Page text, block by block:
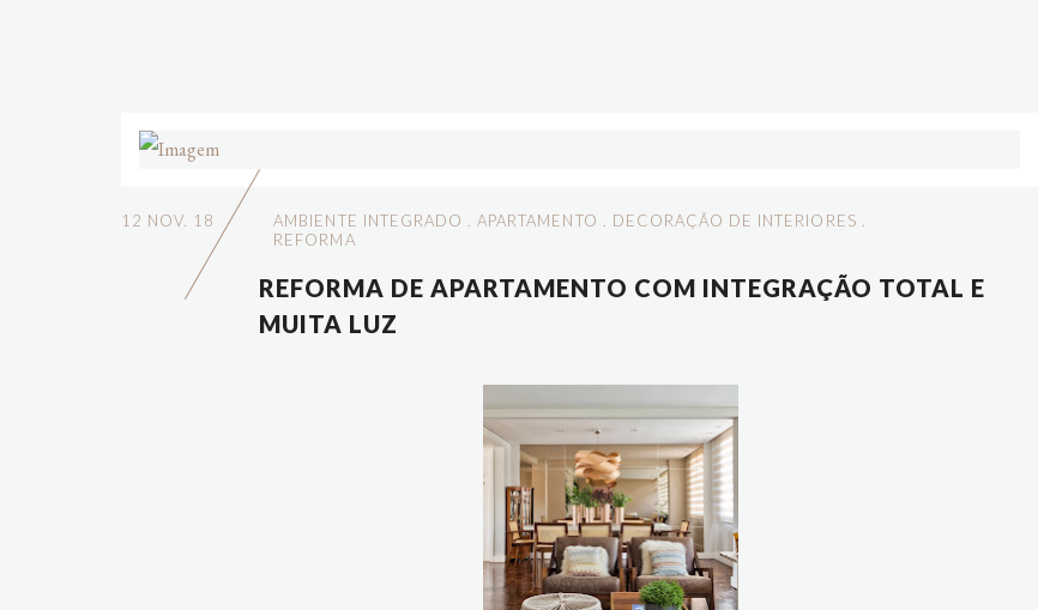
12 NOV. 18 AMBIENTE INTEGRADO .APARTAMENTO DECORAÇÃO DE INTERIORES
REFORMA
REFORMA DE APARTAMENTO COM INTEGRAÇÃO TOTAL E
MUITA LUZ